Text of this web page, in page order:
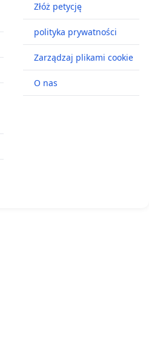
Złóż petycję
polityka prywatności
Zarządzaj plikami cookie
O nas